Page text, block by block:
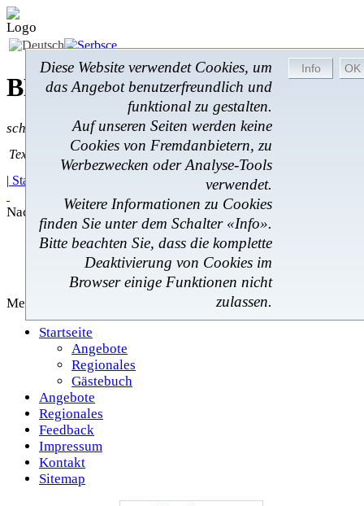
BROM-Service *Online
schnell * zuverlässig * kostengünstig
Diese Website verwendet Cookies, um
das Angebot benutzerfreundlich und
funktional zu gestalten.
Auf unseren Seiten werden keine
Cookies von Fremdanbietern, zu
Werbezwecken oder Analyse-Tools
verwendet.
Weitere Informationen zu Cookies
finden Sie unter dem Schalter «Info».
Bitte beachten Sie, dass die komplette
Deaktivierung von Cookies im
Browser einige Funktionen nicht
zulassen.
Textsuche:
Textsuche
| Startseite Feedback|
Nachrichten
Angebote
Regionales
Gästebuch
Menü
Startseite
Angebote
Regionales
Gästebuch
Angebote
Regionales
Feedback
Impressum
Kontakt
Sitemap